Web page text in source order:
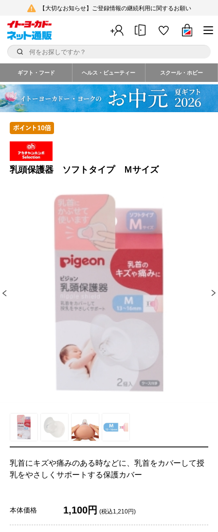
【大切なお知らせ】ご登録情報の継続利用に関するお願い
ギフト・フード ヘルス・ビューティー スクール・ホビー
乳頭保護器 ソフトタイプ Ｍサイズ
乳首にキズや痛みのある時などに、乳首をカバーして授
乳をやさしくサポートする保護カバー
本体価格 1,100円 (税込1,210円)